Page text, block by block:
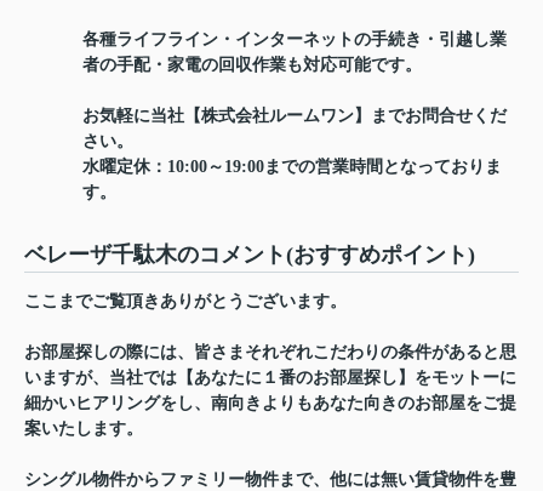
各種ライフライン・インターネットの手続き・引越し業
者の手配・家電の回収作業も対応可能です。
お気軽に当社【株式会社ルームワン】までお問合せくだ
さい。
水曜定休：10:00～19:00までの営業時間となっておりま
す。
ベレーザ千駄木のコメント(おすすめポイント)
ここまでご覧頂きありがとうございます。
お部屋探しの際には、皆さまそれぞれこだわりの条件があると思
いますが、当社では【あなたに１番のお部屋探し】をモットーに
細かいヒアリングをし、南向きよりもあなた向きのお部屋をご提
案いたします。
シングル物件からファミリー物件まで、他には無い賃貸物件を豊